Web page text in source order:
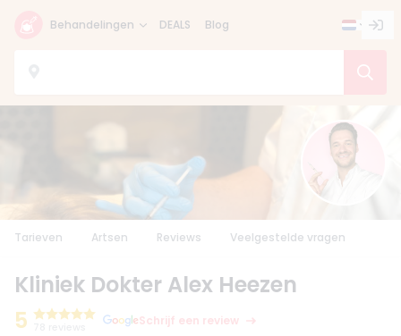
Behandelingen DEALS Blog
Tarieven Artsen Reviews Veelgestelde vragen
Kliniek Dokter Alex Heezen
5
Schrijf een review